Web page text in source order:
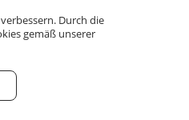
Durch die
gemäß unserer